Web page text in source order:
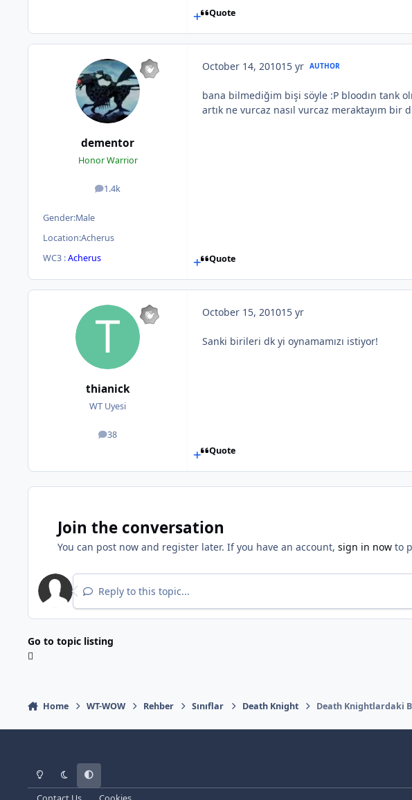
Quote
dementor
Honor Warrior
1.4k
posts
Gender:Male
Location:Acherus
WC3 :Acherus
October 14, 201015 yr AUTHOR
bana bilmediğim bişi söyle :P bloodın tank
artık ne vurcaz nasıl vurcaz meraktayım bir
Quote
thianick
WT Uyesi
38
posts
October 15, 201015 yr
Sanki birileri dk yi oynamamızı istiyor!
Quote
Join the conversation
You can post now and register later. If you have an account, sign in now to
Reply to this topic...
Go to topic listing
Home WT-WOW Rehber Sınıflar Death Knight Death Knightlardaki
Light ModeDark ModeSystem Preference